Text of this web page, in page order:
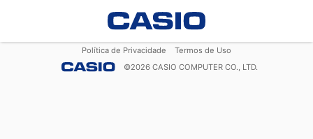
Política de Privacidade
Termos de Uso
©2026 CASIO COMPUTER CO., LTD.